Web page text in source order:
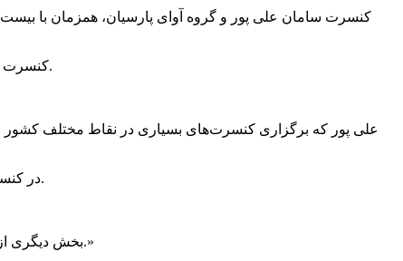
کنسرت سامان علی پور و گروه آوای پارسیان، همزمان با
کنسرت سامان علی پور و گروه آوای پارسیان، همزمان با بیست سالگی تاسیس این گروه، اوایل خرداد سال جاری در تالار وحدت روی صحنه می‌رود.
علی پور که برگزاری کنسرت‌های بسیاری در نقاط مختلف کشور
در کنسرت پیش رو «دی بلال»، ساز و آواز با تکنوازی قیچک، «مریم»، ساز و آواز با همراهی تار و نی و آهنگ «عاموزا» در دستگاه شور اجرا می‌شوند.
بخش دیگری از این کنسرت در آواز اصفهان اجرا می‌شود که قطعات این بخش عبارتند از؛ «بوی دینم»، «نازارم»، ساز و آواز با تکنوازی قانون و آهنگ «کژال.»